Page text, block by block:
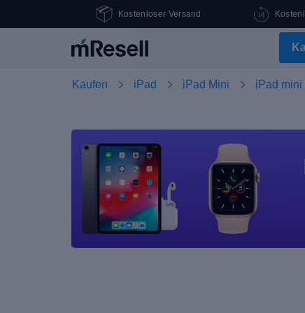
Kostenloser Versand
Kaufen iPad iPad Mini iPad mini